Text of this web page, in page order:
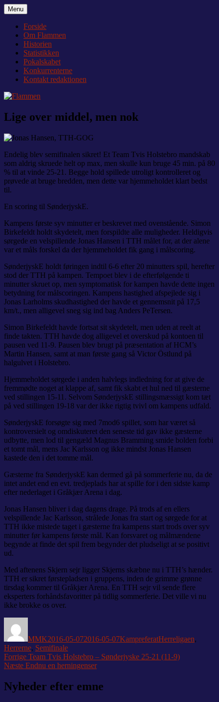
Videre
til
indhold
Flammen
Nyheder og debat om Team Tvis Holstebro
Menu
Forside
Om Flammen
Historien
Statistikken
Pokalskabet
Konkurrenterne
Kontakt redaktionen
Lige over middel, men nok
Endelig blev semifinalen sikret! Et Team Tvis Holstebro mandskab
som aldrig skruede helt op max, men skulle kun bruge 45 min. på 80
% til at vinde 25-21. Begge hold spillede utroligt kontrolleret og
prøvede at bruge bredden, men dette var hjemmeholdet klart bedst
til.
En scoring til SønderjyskE.
Kampens første syv minutter er beskrevet med ovenstående. Simon
Birkefeldt holdt skydetelt, men forspildte alle muligheder. Heldigvis
sørgede en velspillende Jonas Hansen i TTH målet for, at der alene
var et måls forskel da der hjemmeholdet fik gang i målscoring.
SønderjyskE holdt føringen indtil 6-6 efter 20 minutters spil, herefter
stod der TTH på kampen. Tempoet blev i de efterfølgende ti
minutter skruet op, men symptomatisk for kampen havde dette ingen
betydning for målscoringen. Kampens hastighed afspejlede sig i
Jonas Larholms skudhastighed der havde et gennemsnit på 17,5
km/t., men alligevel sneg sig ind bag Anders PeTersen.
Simon Birkefeldt havde fortsat sit skydetelt, men uden at reelt at
finde takten. TTH havde dog alligevel et overskud på kontoen til
pausen ved 11-9. Pausen blev brugt på præsentation af HCM’s
Martin Hansen, samt at man første gang så Victor Östlund på
halgulvet i Holstebro.
Hjemmeholdet sørgede i anden halvlegs indledning for at give de
fremmødte noget at klappe af, samt fik skabt et hul ned til gæsterne
ved stillingen 15-11. Selvom SønderjyskE stillingsmæssigt kom tæt
på ved stillingen 19-18 var der ikke rigtig tvivl om kampens udfald.
SønderjyskE forsøgte sig med 7mod6 spillet, som har været så
kontroversielt og omdiskuteret den seneste tid gav ikke gæsterne
udbytte, men lod til gengæld Magnus Bramming smide bolden forbi
et tomt mål, mens Jac Karlsson og ikke mindst Jonas Hansen
kastede den i det tomme mål.
Gæsterne fra SønderjyskE kan dermed gå på sommerferie nu, da de
intet andet end en evt. tredjeplads har at spille for i den sidste kamp
efter nederlaget i Gråkjær Arena i dag.
Jonas Hansen bliver i dag dagens drage. På trods af en ellers
velspillende Jac Karlsson, strålede Jonas fra start og sørgede for at
TTH ikke mistede taget i gæsterne fra kampens start trods over syv
minutter før kampens første mål. Kan forsvaret og målmændene
begynde at finde det spil frem begynder det pludseligt at se positivt
ud.
Med aftenens Skjern sejr ligger Skjerns skæbne nu i TTH’s hænder.
TTH er sikret førstepladsen i gruppens, inden de grimme grønne
tirsdag kommer til Gråkjær Arena. En TTH sejr vil sende flere
eksperters forhåndsfavoritter på tidlig sommerferie. Det ville vi nu
ikke brokke os over.
MMK2016-05-072016-05-07KampreferatHerreligaen,
Herrerne, Semifinale
Indlægsnavigation
Forrige Forrige
indlæg:
Team Tvis Holstebro – Sønderjyske 25-21 (11-9)
Næste Næste
Endnu en herningenser
Nyheder efter emne